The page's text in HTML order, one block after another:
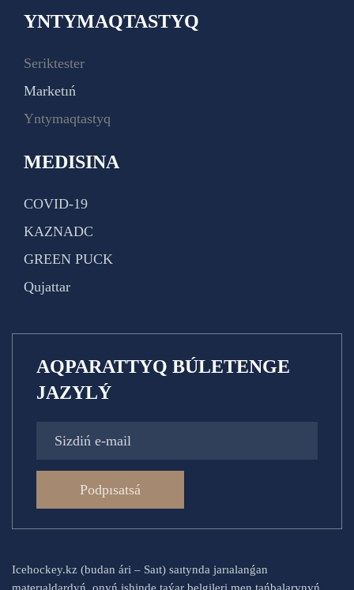
YNTYMAQTASTYQ
Seriktester
Marketıń
Yntymaqtastyq
MEDISINA
COVID-19
KAZNADC
GREEN PUCK
Qujattar
AQPARATTYQ BÚLETENGE
JAZYLÝ
Podpısatsá
Icehockey.kz (budan ári – Saıt) saıtynda jarıalanǵan